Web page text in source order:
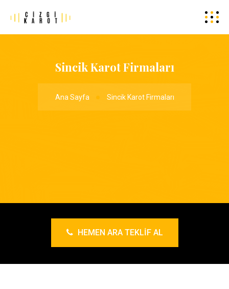
Sincik Karot Firmaları
Ana Sayfa Sincik Karot Firmaları
HEMEN ARA TEKLIF AL